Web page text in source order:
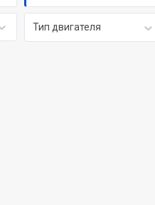
Тип двигателя